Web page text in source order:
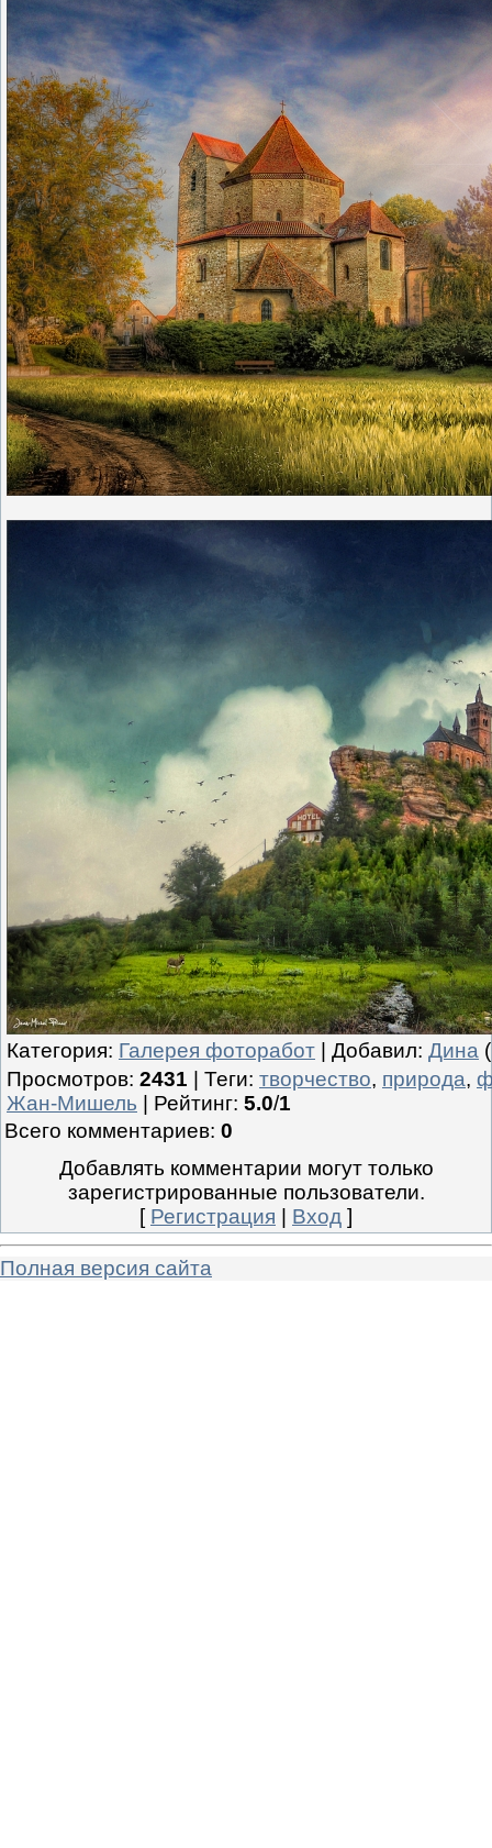
Категория: Галерея фоторабот Добавил: Дина
Просмотров: 2431 Теги: творчество, природа,
Жан-Мишель
Рейтинг: 5.0/1
Всего комментариев: 0
Добавлять комментарии могут только
зарегистрированные пользователи.
[ Регистрация Вход ]
Полная версия сайта